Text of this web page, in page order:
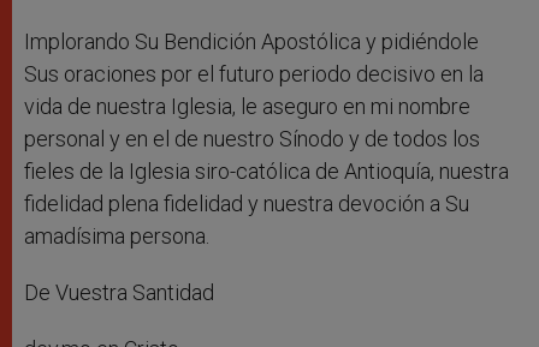
Implorando Su Bendición Apostólica y pidiéndole
Sus oraciones por el futuro periodo decisivo en la
vida de nuestra Iglesia, le aseguro en mi nombre
personal y en el de nuestro Sínodo y de todos los
fieles de la Iglesia siro-católica de Antioquía, nuestra
fidelidad plena fidelidad y nuestra devoción a Su
amadísima persona.
De Vuestra Santidad